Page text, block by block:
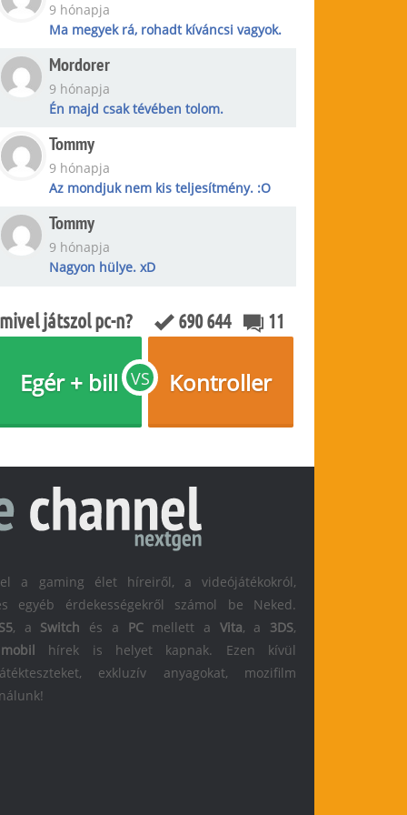
9 hónapja
Ma megyek rá, rohadt kíváncsi vagyok.
Mordorer
9 hónapja
Én majd csak tévében tolom.
Tommy
9 hónapja
Az mondjuk nem kis teljesítmény. :O
Tommy
9 hónapja
Nagyon hülye. xD
mivel játszol pc-n? 690 644 11
VS
Egér + bill Kontroller
a gaming élet híreiről, a videójátékokról,
egyéb érdekességekről számol be Neked.
, a Switch és a PCmellett a Vita, a 3DS,
mobil
hírek is helyet kapnak. Ezen kívül
exkluzív anyagokat, mozifilm